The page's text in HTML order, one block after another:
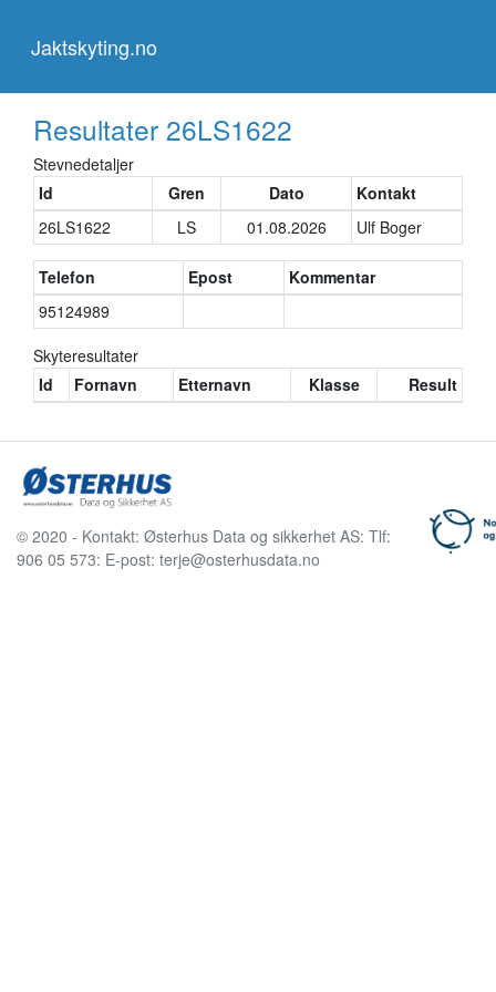
Jaktskyting.no
Resultater 26LS1622
Stevnedetaljer
Id
Gren Dato
Kontakt
26LS1622
LS 01.08.2026 Ulf Boger
Telefon Epost
Kommentar
95124989
Skyteresultater
Id
Fornavn Etternavn Klasse Result
© 2020 - Kontakt: Østerhus Data og sikkerhet AS: Tlf:
906 05 573: E-post: terje@osterhusdata.no